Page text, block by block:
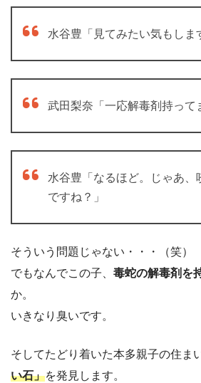
水谷豊「見てみたい気もしま
武田梨奈「一応解毒剤持って
水谷豊「なるほど。じゃあ、
ですね？」
そういう問題じゃない・・・（笑）
でもなんでこの子、 毒蛇の解毒剤を
か。
いきなり臭いです。
そしてたどり着いた本多親子の住ま
い石」を発見します。